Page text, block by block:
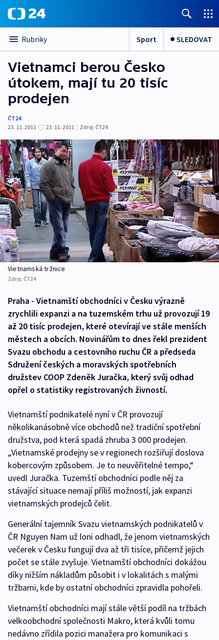
Rubriky Sport SLEDOVAT
Vietnamci berou Česko
útokem, mají tu 20 tisíc
prodejen
ČT24
23. 11. 2011
23. 11. 2011 | Zdroj: ČT24
Vietnamská tržnice
Zdroj: ČT24
Praha - Vietnamští obchodníci v Česku výrazně
zrychlili expanzi a na tuzemském trhu už provozují 19
až 20 tisíc prodejen, které otevírají ve stále menších
městech a obcích. Novinářům to dnes řekl prezident
Svazu obchodu a cestovního ruchu ČR a předseda
Sdružení českých a moravských spotřebních
družstev COOP Zdeněk Juračka, který svůj odhad
opřel o statistiky registrovaných živností.
Vietnamští podnikatelé nyní v ČR provozují
několikanásobně více obchodů než tradiční spotřební
družstva, pod která spadá zhruba 3 000 prodejen.
„Vietnamské prodejny se v regionech rozšiřují doslova
kobercovým způsobem. Je to neuvěřitelné tempo,“
uvedl Juračka. Tuzemští obchodníci podle něj za
stávající situace nemají příliš možností, jak expanzi
vietnamských prodejců čelit.
Generální tajemník Svazu vietnamských podnikatelů v
ČR Nguyen Nam už loni odhadl, že jenom vietnamských
večerek v Česku fungují dva až tři tisíce, přičemž jejich
počet se stále zvyšuje. Vietnamští obchodníci dokážou
díky nižším nákladům působit i v lokalitách s malými
tržbami, kde by ostatní obchodníci zpravidla pohořeli.
Vietnamští obchodníci mají stále větší podíl na tržbách
velkoobchodní společnosti Makro, která kvůli tomu
nedávno zřídila pozici manažera pro komunikaci s